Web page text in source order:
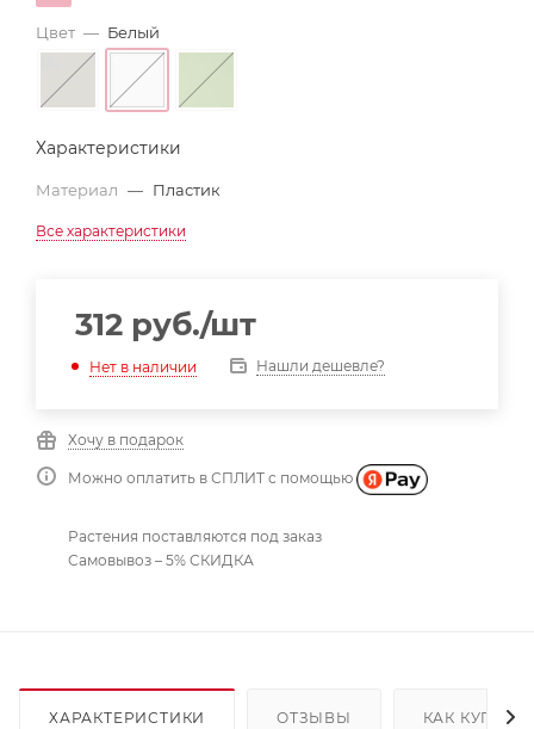
Цвет — Белый
Характеристики
Материал — Пластик
Все характеристики
312 руб./шт
Нет в наличии Нашли дешевле?
Хочу в подарок
Можно оплатить в СПЛИТ с помощью
Растения поставляются под заказ
Самовывоз – 5% СКИДКА
ХАРАКТЕРИСТИКИ ОТЗЫВЫ КАК КУПИТЬ